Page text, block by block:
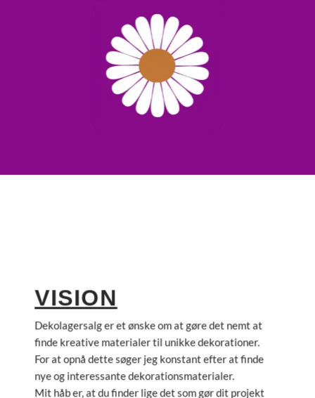
VISION
Dekolagersalg er et ønske om at gøre det nemt at
finde kreative materialer til unikke dekorationer.
For at opnå dette søger jeg konstant efter at finde
nye og interessante dekorationsmaterialer.
Mit håb er, at du finder lige det som gør dit projekt